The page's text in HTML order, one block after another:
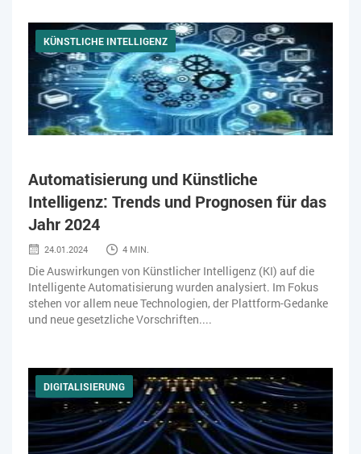
KÜNSTLICHE INTELLIGENZ
Automatisierung und Künstliche
Intelligenz: Trends und Prognosen für das
Jahr 2024
24.01.2024 4 MIN.
Die Auswirkungen von Künstlicher Intelligenz (KI) auf die
Intelligente Automatisierung wurden analysiert. Im Fokus
stehen vor allem neue Technologien, der Plattform-Gedanke
und neue gesetzliche Vorschriften....
DIGITALISIERUNG